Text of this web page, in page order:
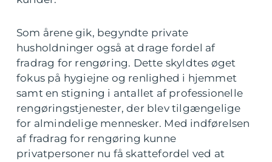
Som årene gik, begyndte private
husholdninger også at drage fordel af
fradrag for rengøring. Dette skyldtes øget
fokus på hygiejne og renlighed i hjemmet
samt en stigning i antallet af professionelle
rengøringstjenester, der blev tilgængelige
for almindelige mennesker. Med indførelsen
af fradrag for rengøring kunne
privatpersoner nu få skattefordel ved at